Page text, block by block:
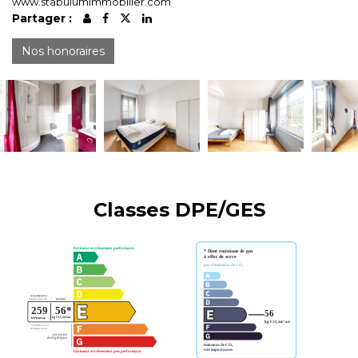
Partager :
Nos honoraires
Classes DPE/GES